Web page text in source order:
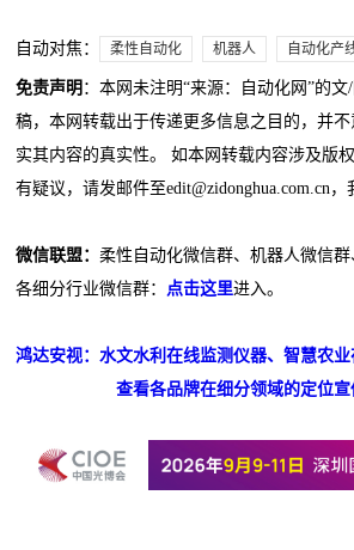
自动对焦： 柔性自动化 机器人 自动化产
免责声明 ：本网未注明“来源：自动化网”的
稿，本网转载出于传递更多信息之目的，并
实其内容的真实性。 如本网转载内容涉及版
有疑议，请发邮件至edit@zidonghua.com.cn，
微信联盟：柔性自动化微信群、机器人微信群
各细分行业微信群： 点击这里进入。
鸿达安视：水文水利在线监测仪器、智慧农
查看各品牌在细分领域的定位宣